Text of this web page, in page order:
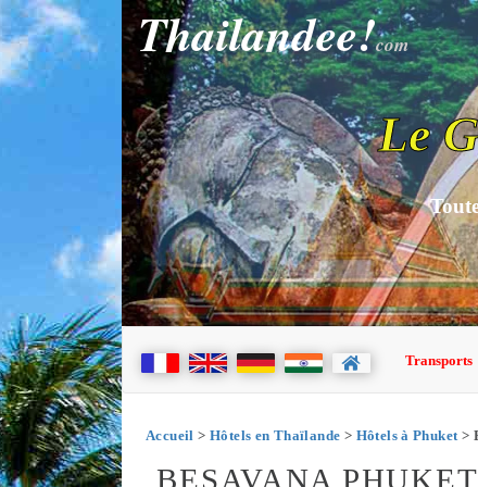
Thailandee!com
Le
Transports
Accueil > Hôtels en Thaïlande > Hôtels à Phuket>
BESAVANA